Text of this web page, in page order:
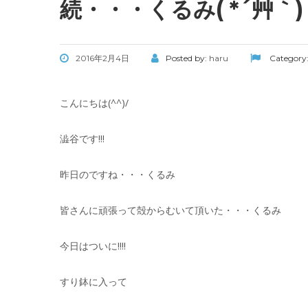
続・・・くるみ( *´艸｀)
2016年2月4日 Posted by: haru
こんにちは(^^)/
澁谷です!!!
昨日のですね・・・くるみ
皆さんに頑張って殻からむいて頂いた・・・くるみ
今日はついに!!!!
すり鉢に入って